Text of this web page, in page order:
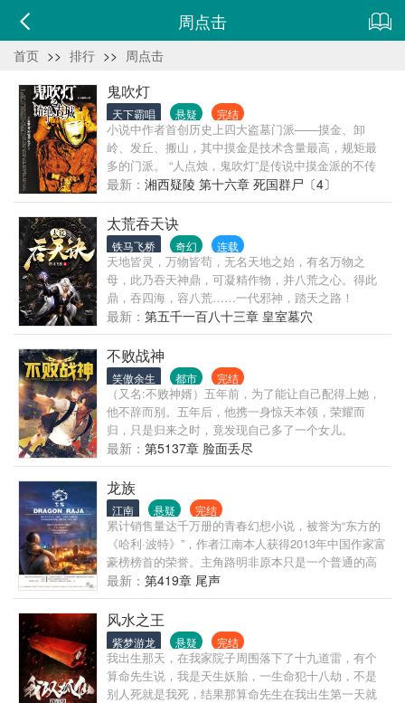
周点击
首页 >> 排行 >> 周点击
鬼吹灯
天下霸唱 悬疑 完结
小说中作者首创历史上四大盗墓门派——摸金、卸
岭、发丘、搬山，其中摸金是技术含量最高，规矩最
多的门派。 “人点烛，鬼吹灯”是传说中摸金派的不传
之秘，意为进入古墓之中先在东南角点燃一支蜡烛才
能开棺，如果蜡烛熄灭，须速速退出，不可取一物。
相传这是祖师爷所定的一条活人与死人的契约，千年
传承，不得破。 有谚为证：发丘印，摸金符，搬山卸
岭寻龙诀； 人点蜡，鬼吹灯，勘舆倒斗觅星峰； 水银
癍，养明器，龙楼宝殿去无数； 窨沉棺，青铜椁，八
字不硬莫近前。
最新： 湘西疑陵 第十六章 死国群尸〔4〕
太荒吞天诀
铁马飞桥 奇幻 连载
天地皆灵，万物皆苟，无名天地之始，有名万物之
母，此乃吞天神鼎，可凝精作物，并八荒之心。得此
鼎，吞四海，容八荒……一代邪神，踏天之路！
最新： 第五千一百八十三章 皇室墓穴
不败战神
笑傲余生 都市 完结
（又名:不败神婿）五年前，为了能让自己配得上她，
他不辞而别。五年后，他携一身惊天本领，荣耀而
归，只是归来之时，竟发现自己多了一个女儿。
最新： 第5137章 脸面丢尽
龙族
江南 悬疑 完结
累计销售量达千万册的青春幻想小说，被誉为“东方的
《哈利·波特》”，作者江南本人获得2013年中国作家富
豪榜榜首的荣誉。主角路明非原本只是一个普通的高
中生，在申请留学的时候收到了来自屠龙学院——卡
塞尔学院的来信，从此开启了他不平凡的人生，在伙
伴陈墨瞳、楚子航、恺撒等人的帮助下，属于龙族的
神秘世界逐渐在他们面前展开，路明非神秘莫测的身
世也慢慢浮出水面。
最新： 第419章 尾声
风水之王
紫梦游龙 悬疑 完结
我出生那天，在我家院子周围落下了十九道雷，有个
算命先生说，我是天生妖胎，一生命犯十八劫，不是
别人死就是我死，结果那算命先生在我出生第一天就